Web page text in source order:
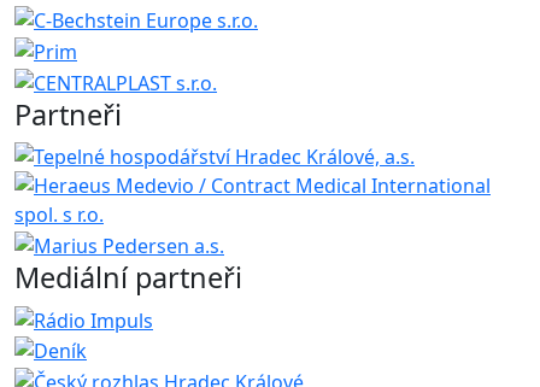
Partneři
Mediální partneři